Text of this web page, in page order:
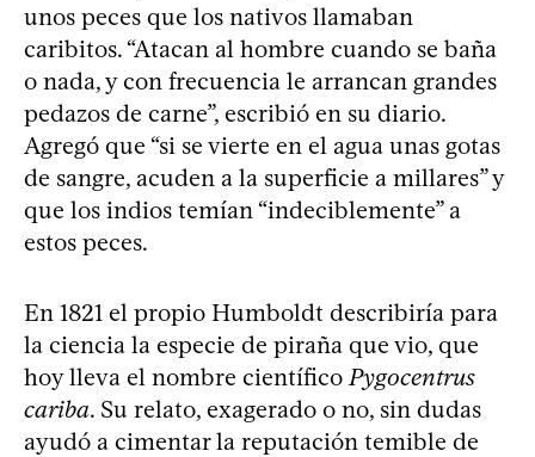
unos peces que los nativos llamaban
caribitos. “Atacan al hombre cuando se baña
o nada, y con frecuencia le arrancan grandes
pedazos de carne”, escribió en su diario.
Agregó que “si se vierte en el agua unas gotas
de sangre, acuden a la superficie a millares” y
que los indios temían “indeciblemente” a
estos peces.
En 1821 el propio Humboldt describiría para
la ciencia la especie de piraña que vio, que
hoy lleva el nombre científico Pygocentrus
cariba. Su relato, exagerado o no, sin dudas
ayudó a cimentar la reputación temible de